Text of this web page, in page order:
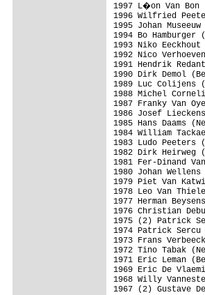
1997 L�on Van Bon
1996 Wilfried
1995 Johan
1994 Bo Hamburger
1993 Niko
1992 Nico
1991 Hendrik
1990 Dirk Demol
1989 Luc Colijens
1988 Michel
1987 Franky Van
1986 Josef
1985 Hans Daams
1984 William
1983 Ludo Peeters
1982 Dirk Heirweg
1981 Fer-Dinand
1980 Johan
1979 Piet Van
1978 Leo Van
1977 Herman
1976 Christian
1975 (2) Patrick
1974 Patrick
1973 Frans
1972 Tino Tabak
1971 Eric Leman
1969 Eric De
1968 Willy
1967 (2) Gustave